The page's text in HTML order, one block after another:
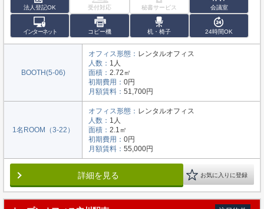
法人登記OK 受付対応 秘書サービス 会議室
インターネット コピー機 机・椅子 24時間OK
BOOTH(5-06)
オフィス形態： レンタルオフィス
人数： 1人
面積： 2.72㎡
初期費用： 0円
月額賃料： 51,700円
1名ROOM（3-22）
オフィス形態： レンタルオフィス
人数： 1人
面積： 2.1㎡
初期費用： 0円
月額賃料： 55,000円
詳細を見る お気に入りに登録